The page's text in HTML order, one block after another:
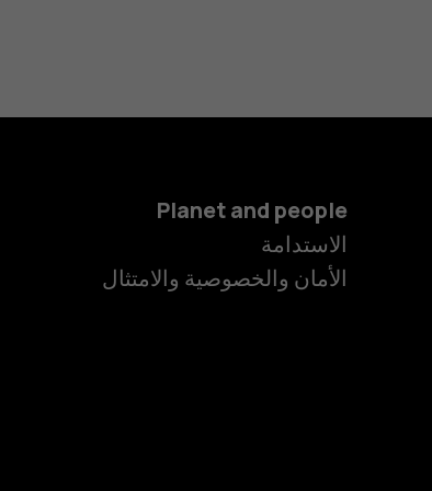
الهواتف الذكية
Planet and people
الاستدامة
الأمان والخصوصية والامتثال